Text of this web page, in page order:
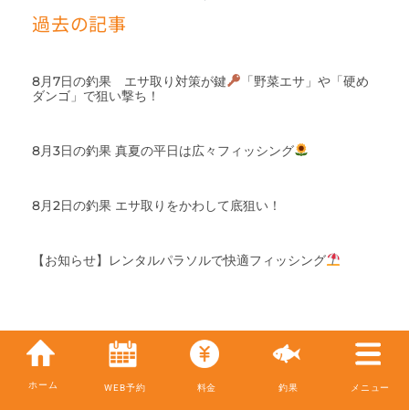
過去の記事
8月7日の釣果 エサ取り対策が鍵
「野菜エサ」や「硬め
ダンゴ」で狙い撃ち！
8月3日の釣果 真夏の平日は広々フィッシング
8月2日の釣果 エサ取りをかわして底狙い！
【お知らせ】レンタルパラソルで快適フィッシング
ホーム WEB予約 料金 釣果 メニュー